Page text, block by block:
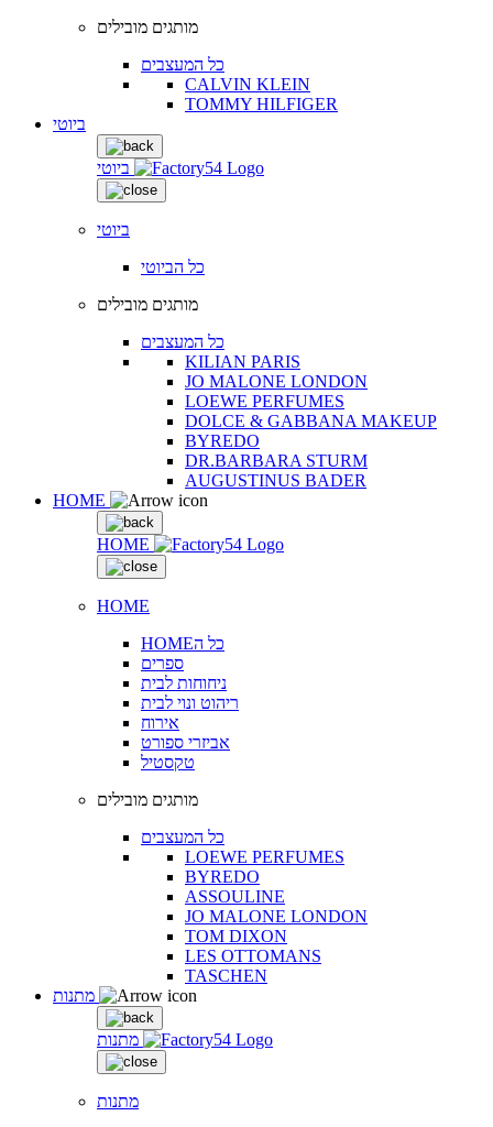
מותגים מובילים
כל המעצבים
CALVIN KLEIN
TOMMY HILFIGER
ביוטי
ביוטי
ביוטי
כל הביוטי
מותגים מובילים
כל המעצבים
KILIAN PARIS
JO MALONE LONDON
LOEWE PERFUMES
DOLCE & GABBANA MAKEUP
BYREDO
DR.BARBARA STURM
AUGUSTINUS BADER
HOME
HOME
HOME
HOMEכל ה
ספרים
ניחוחות לבית
ריהוט ונוי לבית
אירוח
אביזרי ספורט
טקסטיל
מותגים מובילים
כל המעצבים
LOEWE PERFUMES
BYREDO
ASSOULINE
JO MALONE LONDON
TOM DIXON
LES OTTOMANS
TASCHEN
מתנות
מתנות